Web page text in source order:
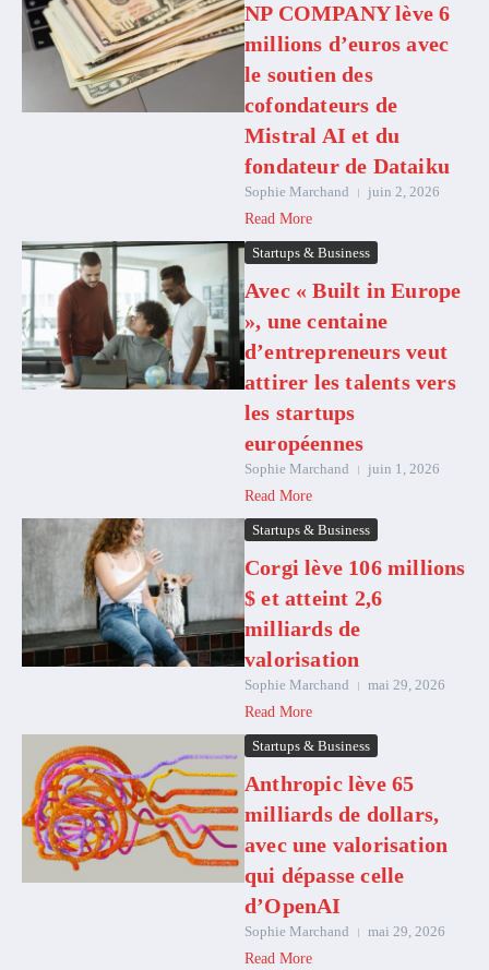
NP COMPANY lève 6
millions d’euros avec
le soutien des
cofondateurs de
Mistral AI et du
fondateur de Dataiku
Sophie Marchand
juin 2, 2026
Read More
Startups & Business
Avec « Built in Europe
», une centaine
d’entrepreneurs veut
attirer les talents vers
les startups
européennes
Sophie Marchand
juin 1, 2026
Read More
Startups & Business
Corgi lève 106 millions
$ et atteint 2,6
milliards de
valorisation
Sophie Marchand
mai 29, 2026
Read More
Startups & Business
Anthropic lève 65
milliards de dollars,
avec une valorisation
qui dépasse celle
d’OpenAI
Sophie Marchand
mai 29, 2026
Read More